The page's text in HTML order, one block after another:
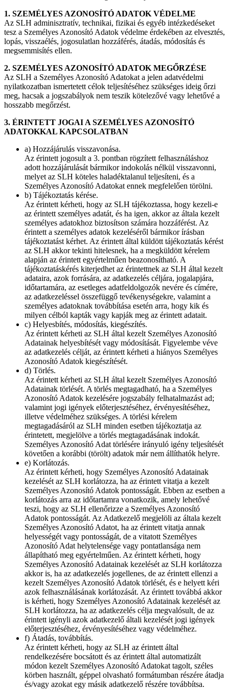
1. SZEMÉLYES AZONOSÍTÓ ADATOK VÉDELME
Az SLH adminisztratív, technikai, fizikai és egyéb intézkedéseket
tesz a Személyes Azonosító Adatok védelme érdekében az elvesztés,
lopás, visszaélés, jogosulatlan hozzáférés, átadás, módosítás és
megsemmisítés ellen.
2. SZEMÉLYES AZONOSÍTÓ ADATOK MEGŐRZÉSE
Az SLH a Személyes Azonosító Adatokat a jelen adatvédelmi
nyilatkozatban ismertetett célok teljesítéséhez szükséges ideig őrzi
meg, hacsak a jogszabályok nem teszik kötelezővé vagy lehetővé a
hosszabb megőrzést.
3. ÉRINTETT JOGAI A SZEMÉLYES AZONOSÍTÓ
ADATOKKAL KAPCSOLATBAN
a) Hozzájárulás visszavonása.
Az érintett jogosult a 3. pontban rögzített felhasználáshoz
adott hozzájárulását bármikor indokolás nélkül visszavonni,
melyet az SLH köteles haladéktalanul teljesíteni, és a
Személyes Azonosító Adatokat ennek megfelelően törölni.
b) Tájékoztatás kérése.
Az érintett kérheti, hogy az SLH tájékoztassa, hogy kezeli-e
az érintett személyes adatát, és ha igen, akkor az általa kezelt
személyes adatokhoz biztosítson számára hozzáférést. Az
érintett a személyes adatok kezeléséről bármikor írásban
tájékoztatást kérhet. Az érintett által küldött tájékoztatás kérést
az SLH akkor tekinti hitelesnek, ha a megküldött kérelem
alapján az érintett egyértelműen beazonosítható. A
tájékoztatáskérés kiterjedhet az érintettnek az SLH által kezelt
adataira, azok forrására, az adatkezelés céljára, jogalapjára,
időtartamára, az esetleges adatfeldolgozók nevére és címére,
az adatkezeléssel összefüggő tevékenységekre, valamint a
személyes adatoknak továbbítása esetén arra, hogy kik és
milyen célból kapták vagy kapják meg az érintett adatait.
c) Helyesbítés, módosítás, kiegészítés.
Az érintett kérheti az SLH által kezelt Személyes Azonosító
Adatainak helyesbítését vagy módosítását. Figyelembe véve
az adatkezelés célját, az érintett kérheti a hiányos Személyes
Azonosító Adatok kiegészítését.
d) Törlés.
Az érintett kérheti az SLH által kezelt Személyes Azonosító
Adatainak törlését. A törlés megtagadható, ha a Személyes
Azonosító Adatok kezelésére jogszabály felhatalmazást ad;
valamint jogi igények előterjesztéséhez, érvényesítéséhez,
illetve védelméhez szükséges. A törlési kérelem
megtagadásáról az SLH minden esetben tájékoztatja az
érintetett, megjelölve a törlés megtagadásának indokát.
Személyes Azonosító Adat törlésére irányuló igény teljesítését
követően a korábbi (törölt) adatok már nem állíthatók helyre.
e) Korlátozás.
Az érintett kérheti, hogy Személyes Azonosító Adatainak
kezelését az SLH korlátozza, ha az érintett vitatja a kezelt
Személyes Azonosító Adatok pontosságát. Ebben az esetben a
korlátozás arra az időtartamra vonatkozik, amely lehetővé
teszi, hogy az SLH ellenőrizze a Személyes Azonosító
Adatok pontosságát. Az Adatkezelő megjelöli az általa kezelt
Személyes Azonosító Adatot, ha az érintett vitatja annak
helyességét vagy pontosságát, de a vitatott Személyes
Azonosító Adat helytelensége vagy pontatlansága nem
állapítható meg egyértelműen. Az érintett kérheti, hogy
Személyes Azonosító Adatainak kezelését az SLH korlátozza
akkor is, ha az adatkezelés jogellenes, de az érintett ellenzi a
kezelt Személyes Azonosító Adatok törlését, és e helyett kéri
azok felhasználásának korlátozását. Az érintett továbbá akkor
is kérheti, hogy Személyes Azonosító Adatainak kezelését az
SLH korlátozza, ha az adatkezelés célja megvalósult, de az
érintett igényli azok adatkezelő általi kezelését jogi igények
előterjesztéséhez, érvényesítéséhez vagy védelméhez.
f) Átadás, továbbítás.
Az érintett kérheti, hogy az SLH az érintett által
rendelkezésére bocsátott és az érintett által automatizált
módon kezelt Személyes Azonosító Adatokat tagolt, széles
körben használt, géppel olvasható formátumban részére átadja
és/vagy azokat egy másik adatkezelő részére továbbítsa.